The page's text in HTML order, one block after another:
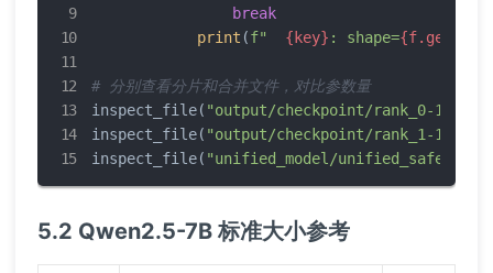
break
print (f" {key} : shape=
# 分别查看分片和合并文件，对比参数量
inspect_file( "output/checkpoint/rank_0-
inspect_file( "output/checkpoint/rank_1-
inspect_file( "unified_model/unified_safe/
5.2 Qwen2.5-7B 标准大小参考